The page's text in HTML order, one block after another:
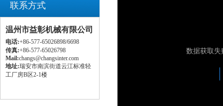
联系方式
温州市益彰机械有限公司
电话:+86-577-65026898/6698
传真:+86-577-65026798
Mail:changs@changsinter.com
地址:瑞安市南滨街道云江标准轻
工厂房B区2-1楼